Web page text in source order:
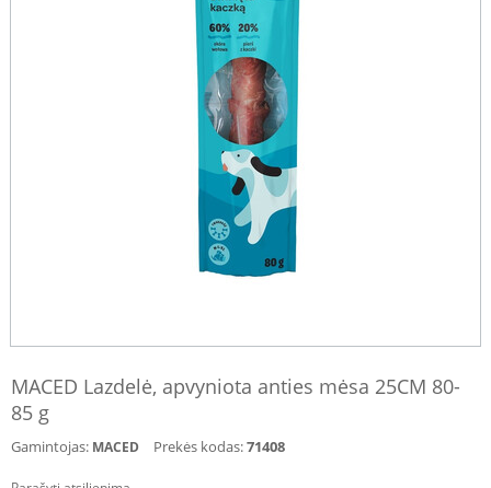
MACED Lazdelė, apvyniota anties mėsa 25CM 80-
85 g
Gamintojas: MACED Prekės kodas:71408